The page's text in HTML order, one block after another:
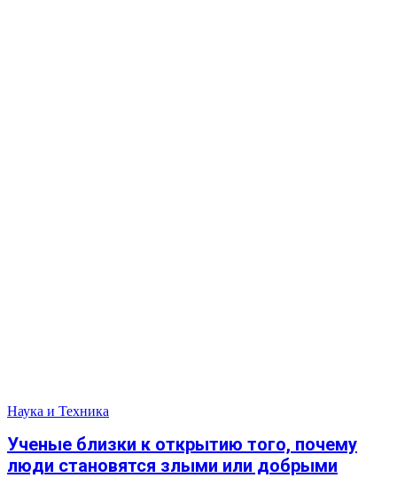
Наука и Техника
Ученые близки к открытию того, почему
люди становятся злыми или добрыми